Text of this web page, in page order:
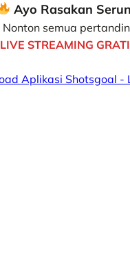
Ayo Rasakan
Nonton semua
LIVE STREAMING